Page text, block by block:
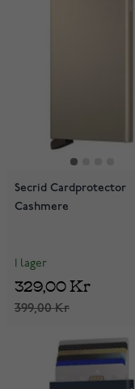
Secrid Cardprotector
Cashmere
I lager
399,00 Kr
329,00 Kr